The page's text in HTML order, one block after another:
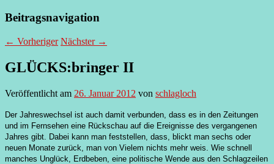
Beitragsnavigation
← Vorheriger Nächster →
GLÜCKS:bringer II
Veröffentlicht am 26. Januar 2012 von schlagloch
Der Jahreswechsel ist auch damit verbunden, dass es in den Zeitungen
und im Fernsehen eine Rückschau auf die Ereignisse des vergangenen
Jahres gibt. Dabei kann man feststellen, dass, blickt man sechs oder
neuen Monate zurück, man von Vielem nichts mehr weis. Wie schnell
manches Unglück, Erdbeben, eine politische Wende aus den Schlagzeilen